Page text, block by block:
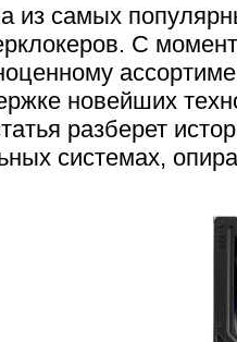
самых
С
новейших
разберет
системах,